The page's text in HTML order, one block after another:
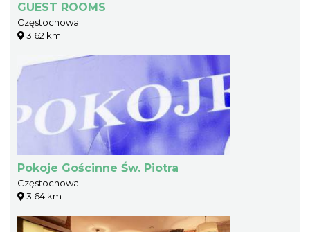
GUEST ROOMS
Częstochowa
3.62 km
Pokoje Gościnne Św. Piotra
Częstochowa
3.64 km